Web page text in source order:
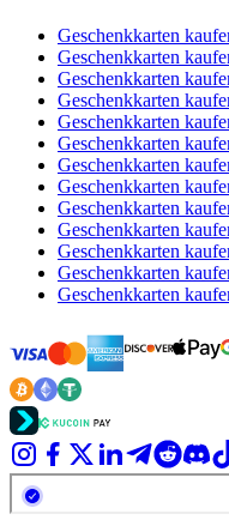
Geschenkkarten
Geschenkkarten
Geschenkkarten
Geschenkkarten
Geschenkkarten
Geschenkkarten
Geschenkkarten
Geschenkkarten
Geschenkkarten
Geschenkkarten
Geschenkkarten
Geschenkkarten
Geschenkkarten